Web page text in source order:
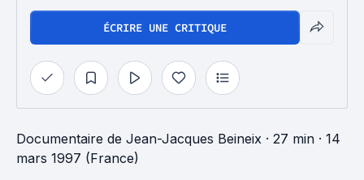
ÉCRIRE UNE CRITIQUE
Documentaire de Jean-Jacques Beineix · 27 min · 14
mars 1997 (France)